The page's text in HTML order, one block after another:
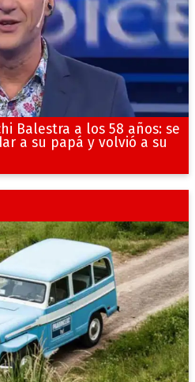
Balestra a los 58 años: se
a su papá y volvió a su